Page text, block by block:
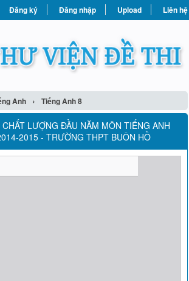
Đăng ký Đăng nhập Upload Liên hệ
Anh › Tiếng Anh 8
LƯỢNG ĐẦU NĂM MÔN TIẾNG ANH
2015 - TRƯỜNG THPT BUÔN HỒ